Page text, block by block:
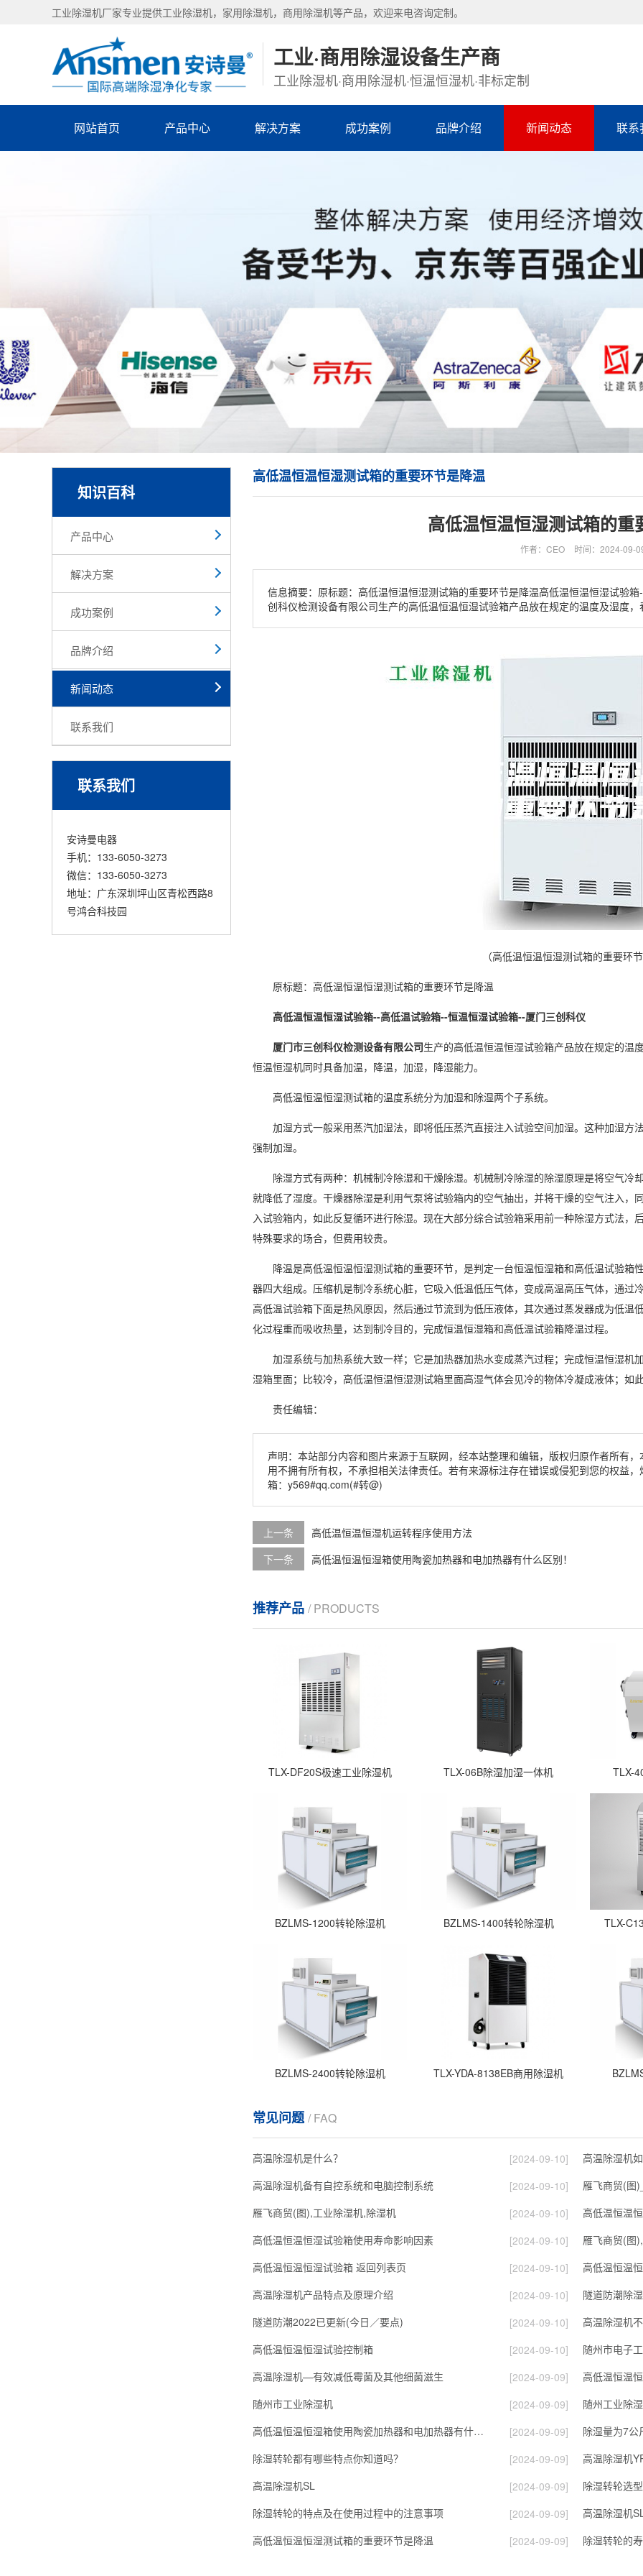
工业除湿机厂家专业提供工业除湿机，家用除湿机，商用除湿机等产品，欢迎来电咨询定制。
工业·商用除湿设备生产商
工业除湿机·商用除湿机·恒温恒湿机·非标定制
网站首页 产品中心 解决方案 成功案例 品牌介绍 新闻动态 联系
知识百科
产品中心
解决方案
成功案例
品牌介绍
新闻动态
联系我们
联系我们
安诗曼电器
手机：133-6050-3273
微信：133-6050-3273
地址：广东深圳坪山区青松西路8
号鸿合科技园
高低温恒温恒湿测试箱的重要环节是降温
高低温恒温恒湿测试箱的重
作者：CEO 时间：2024-09-
信息摘要：原标题：高低温恒温恒湿测试箱的重要环节是降温高低温恒温恒湿试验
创科仪检测设备有限公司生产的高低温恒温恒湿试验箱产品放在规定的温度及湿度，
（高低温恒温恒湿测试箱的重要环
原标题：高低温恒温恒湿测试箱的重要环节是降温
高低温恒温恒湿试验箱--高低温试验箱--恒温恒湿试验箱--厦门三创科仪
厦门市三创科仪检测设备有限公司生产的高低温恒温恒湿试验箱产品放在规定的温
恒温恒湿机同时具备加温，降温， 加湿，降湿能力。
高低温恒温恒湿测试箱的温度系统分为加湿和除湿两个子系统。
加湿方式一般采用蒸汽加湿法，即将低压蒸汽直接注入试验空间加湿。这种加湿方
强制加湿。
除湿方式有两种：机械制冷除湿和干燥除湿。机械制冷除湿的除湿原理是将空气冷
就降低了湿度。干燥器除湿是利用气泵将试验箱内的空气抽出，并将干燥的空气注入
入试验箱内，如此反复循环进行除湿。现在大部分综合试验箱采用前一种除湿方式法，
特殊要求的场合，但费用较贵。
降温是高低温恒温恒湿测试箱的重要环节，是判定一台恒温恒湿箱和高低温试验箱
器四大组成。压缩机是制冷系统心脏，它吸入低温低压气体，变成高温高压气体，通
高低温试验箱下面是热风原因，然后通过节流到为低压液体，其次通过蒸发器成为低
化过程重而吸收热量，达到制冷目的，完成恒温恒湿箱和高低温试验箱降温过程。
加湿系统与加热系统大致一样；它是加热器加热水变成蒸汽过程；完成恒温恒湿机
湿箱里面；比较冷，高低温恒温恒湿测试箱里面高湿气体会见冷的物体冷凝成液体；如
责任编辑：
声明：本站部分内容和图片来源于互联网，经本站整理和编辑，版权归原作者所有
用不拥有所有权，不承担相关法律责任。若有来源标注存在错误或侵犯到您的权益
箱：y569#qq.com(#转@)
上一条
高低温恒温恒湿机运转程序使用方法
下一条
高低温恒温恒湿箱使用陶瓷加热器和电加热器有什么区别！
推荐产品 / PRODUCTS
TLX-DF20S极速工业除湿机 TLX-06B除湿加湿一体机 TLX-
BZLMS-1200转轮除湿机 BZLMS-1400转轮除湿机 TLX-
BZLMS-2400转轮除湿机 TLX-YDA-8138EB商用除湿机
常见问题/ FAQ
高温除湿机是什么？
[2024-09-10]
高温除湿机备有自控系统和电脑控制系统
[2024-09-10]
雁飞商贸(图
雁飞商贸(图),工业除湿机,除湿机
[2024-09-10]
高低温恒温
高低温恒温恒湿试验箱使用寿命影响因素
[2024-09-10]
雁飞商贸(图
高低温恒温恒湿试验箱 返回列表页
[2024-09-10]
高低温恒温
高温除湿机产品特点及原理介绍
[2024-09-10]
隧道防潮除
隧道防潮2022已更新(今日／要点)
[2024-09-10]
高温除湿机
高低温恒温恒湿试验控制箱
[2024-09-10]
随州市电子
高温除湿机—有效减低霉菌及其他细菌滋生
[2024-09-09]
高低温恒温
随州市工业除湿机
[2024-09-09]
随州工业除
高低温恒温恒湿箱使用陶瓷加热器和电加热器有什么区别！
[2024-09-09]
除湿量为7公
除湿转轮都有哪些特点你知道吗？
[2024-09-09]
高温除湿机
高温除湿机SL
[2024-09-09]
除湿转轮选
除湿转轮的特点及在使用过程中的注意事项
[2024-09-09]
高温除湿机
高低温恒温恒湿测试箱的重要环节是降温
[2024-09-09]